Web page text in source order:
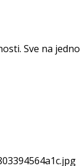
Sve na